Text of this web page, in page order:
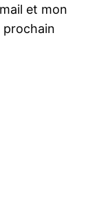
et mon
prochain